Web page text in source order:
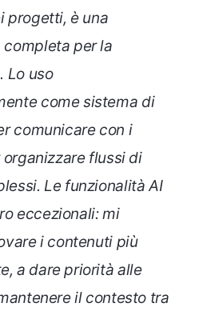
progetti, è una
per la
Lo uso
come sistema di
comunicare con i
flussi di
Le funzionalità AI
eccezionali: mi
i contenuti più
a dare priorità alle
il contesto tra